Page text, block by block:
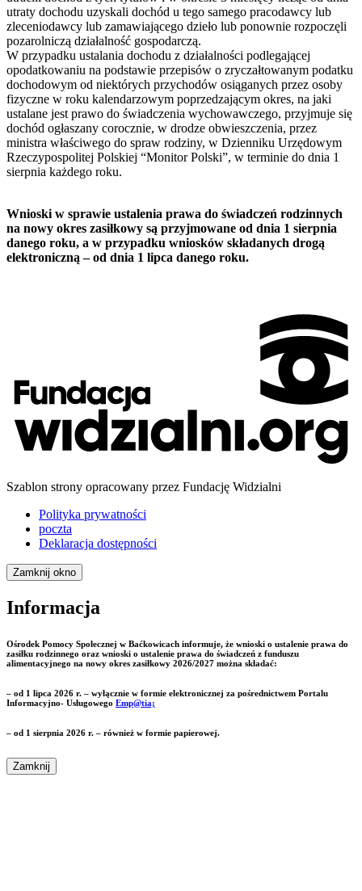
utraty dochodu uzyskali dochód u tego samego pracodawcy lub
zleceniodawcy lub zamawiającego dzieło lub ponownie rozpoczęli
pozarolniczą działalność gospodarczą.
W przypadku ustalania dochodu z działalności podlegającej
opodatkowaniu na podstawie przepisów o zryczałtowanym podatku
dochodowym od niektórych przychodów osiąganych przez osoby
fizyczne w roku kalendarzowym poprzedzającym okres, na jaki
ustalane jest prawo do świadczenia wychowawczego, przyjmuje się
dochód ogłaszany corocznie, w drodze obwieszczenia, przez
ministra właściwego do spraw rodziny, w Dzienniku Urzędowym
Rzeczypospolitej Polskiej “Monitor Polski”, w terminie do dnia 1
sierpnia każdego roku.
Wnioski w sprawie ustalenia prawa do świadczeń rodzinnych
na nowy okres zasiłkowy są przyjmowane od dnia 1 sierpnia
danego roku, a w przypadku wniosków składanych drogą
elektroniczną – od dnia 1 lipca danego roku.
Szablon strony opracowany przez Fundację Widzialni
Polityka prywatności
poczta
Deklaracja dostępności
Zamknij okno
Informacja
Ośrodek Pomocy Społecznej w Baćkowicach informuje, że wnioski o ustalenie prawa do
zasiłku rodzinnego oraz wnioski o ustalenie prawa do świadczeń z funduszu
alimentacyjnego na nowy okres zasiłkowy 2026/2027 można składać:
– od 1 lipca 2026 r. – wyłącznie w formie elektronicznej za pośrednictwem Portalu
Informacyjno- Usługowego Emp@tia;
– od 1 sierpnia 2026 r. – również w formie papierowej.
Zamknij